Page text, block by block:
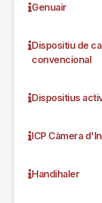
Genuair
Dispositiu de
convencional
Dispositius
ICP Càmera
Handihaler